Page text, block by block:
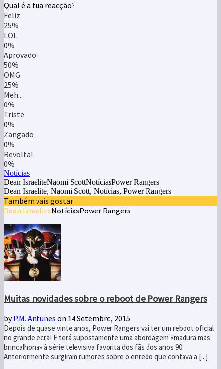
Qual é a tua reacção?
Feliz
25%
LOL
0%
Aprovado!
50%
OMG
25%
Meh...
0%
Triste
0%
Zangado
0%
Revolta!
0%
Notícias
Dean IsraeliteNaomi ScottNotíciasPower Rangers
Dean Israelite, Naomi Scott, Notícias, Power Rangers
Também vais gostar
Dean IsraeliteNotíciasPower Rangers
Muitas novidades sobre o reboot de Power Rangers
byP.M. Antunes on 14 Setembro, 2015
Depois de quase vinte anos, Power Rangers vai ter um reboot oficial
no grande ecrã! E terá supostamente uma abordagem «madura mas
brincalhona» à série televisiva favorita dos fãs dos anos 90.
Anteriormente surgiram rumores sobre o enredo que contava a [...]